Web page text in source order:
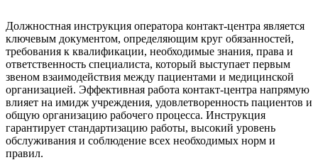
Должностная инструкция оператора контакт-центра является
ключевым документом, определяющим круг обязанностей,
требования к квалификации, необходимые знания, права и
ответственность специалиста, который выступает первым
звеном взаимодействия между пациентами и медицинской
организацией. Эффективная работа контакт-центра напрямую
влияет на имидж учреждения, удовлетворенность пациентов и
общую организацию рабочего процесса. Инструкция
гарантирует стандартизацию работы, высокий уровень
обслуживания и соблюдение всех необходимых норм и
правил.